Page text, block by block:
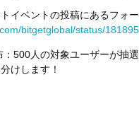
イベントの投稿にあるフォー
bitgetglobal/status/
：500人の対象ユーザーが抽
けします！